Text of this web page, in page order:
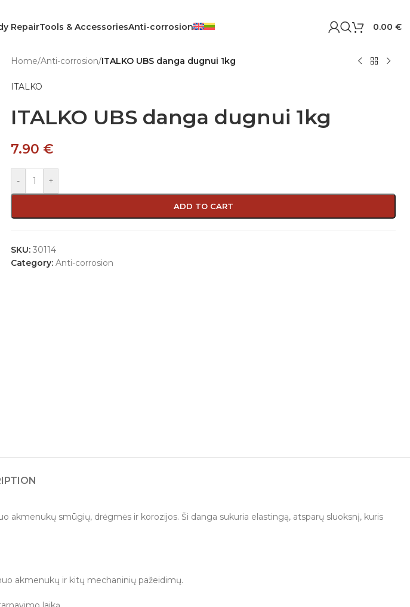
RepairTools & AccessoriesAnti-corrosion 0.00 €
Home/Anti-corrosion/ITALKO UBS danga dugnui 1kg
ITALKO
ITALKO UBS danga dugnui 1kg
7.90 €
- +
ADD TO CART
SKU: 30114
Category: Anti-corrosion
akmenukų smūgių, drėgmės ir korozijos. Ši danga sukuria elastingą, atsparų sluoksnį, kuris
akmenukų ir kitų mechaninių pažeidimų.